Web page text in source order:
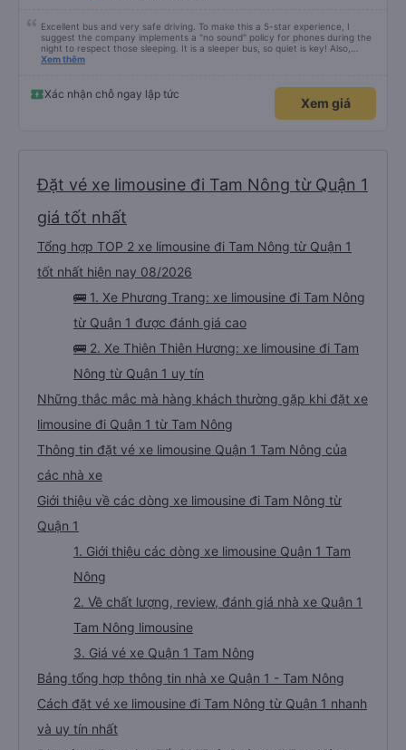
Excellent bus and very safe driving. To make this a 5-star experience, I
suggest the company implements a "no sound" policy for phones during the
night to respect those sleeping. It is a sleeper bus, so quiet is key! Also,
please display the Wi-Fi password clearly inside the cabin for convenience. I
quy định rõ ràng về việc giữ im lặng (tắt âm thanh điện thoại) vào ban đêm
để tránh làm phiền hành khách khác ngủ. Ngoài ra, nhà xe nên dán sẵn mật
khẩu Wi-Fi trong xe để hành khách dễ dàng sử dụng. Tôi vẫn sẽ tiếp tục ủng
Xem thêm
Xác nhận chỗ ngay lập tức
Xem giá
Đặt vé xe limousine đi Tam Nông từ Quận 1
giá tốt nhất
Tổng hợp TOP 2 xe limousine đi Tam Nông từ Quận 1
tốt nhất hiện nay 08/2026
🚌 1. Xe Phương Trang: xe limousine đi Tam Nông
từ Quận 1 được đánh giá cao
🚌 2. Xe Thiên Thiên Hương: xe limousine đi Tam
Nông từ Quận 1 uy tín
Những thắc mắc mà hàng khách thường gặp khi đặt xe
limousine đi Quận 1 từ Tam Nông
Thông tin đặt vé xe limousine Quận 1 Tam Nông của
các nhà xe
Giới thiệu về các dòng xe limousine đi Tam Nông từ
Quận 1
1. Giới thiệu các dòng xe limousine Quận 1 Tam
Nông
2. Về chất lượng, review, đánh giá nhà xe Quận 1
Tam Nông limousine
3. Giá vé xe Quận 1 Tam Nông
Bảng tổng hợp thông tin nhà xe Quận 1 - Tam Nông
Cách đặt vé xe limousine đi Tam Nông từ Quận 1 nhanh
và uy tín nhất